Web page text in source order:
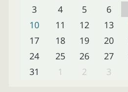
3
4 5 6
10
11 12 13
17
18 19 20
24
25 26 27
31
1 2 3